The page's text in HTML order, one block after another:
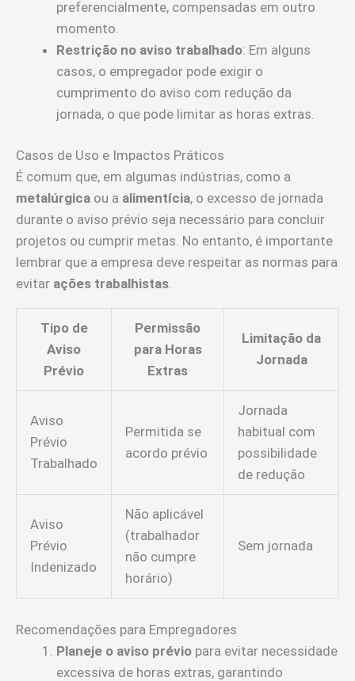
preferencialmente, compensadas em outro
momento.
Restrição no aviso trabalhado: Em alguns
casos, o empregador pode exigir o
cumprimento do aviso com redução da
jornada, o que pode limitar as horas extras.
Casos de Uso e Impactos Práticos
É comum que, em algumas indústrias, como a
metalúrgica ou a alimentícia, o excesso de jornada
durante o aviso prévio seja necessário para concluir
projetos ou cumprir metas. No entanto, é importante
lembrar que a empresa deve respeitar as normas para
evitar ações trabalhistas.
Tipo de
Aviso
Prévio
Permissão
para Horas
Extras
Limitação da
Jornada
Aviso
Prévio
Trabalhado
Permitida se
acordo prévio
Jornada
habitual com
possibilidade
de redução
Aviso
Prévio
Indenizado
Não aplicável
(trabalhador
não cumpre
horário)
Sem jornada
Recomendações para Empregadores
Planeje o aviso prévio para evitar necessidade
excessiva de horas extras, garantindo